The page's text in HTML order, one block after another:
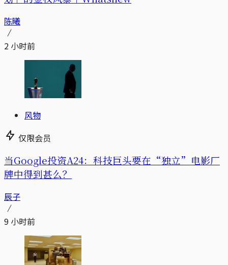
陈曦
2 小时前
风物
仅限会员
当Google投资A24：科技巨头要在“独立”电影厂
牌中得到甚么？
辰子
9 小时前